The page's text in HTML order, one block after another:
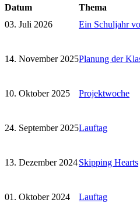
Datum
Thema
03. Juli 2026
Ein Schuljahr
14. November 2025Planung der
10. Oktober 2025 Projektwoche
24. September 2025Lauftag
13. Dezember 2024Skipping Hearts
01. Oktober 2024 Lauftag